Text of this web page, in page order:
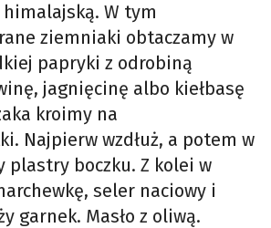
W tym
ziemniaki obtaczamy w
papryki z odrobiną
jagnięcinę albo kiełbasę
kroimy na
Najpierw wzdłuż, a potem w
plastry boczku. Z kolei w
seler naciowy i
garnek. Masło z oliwą.